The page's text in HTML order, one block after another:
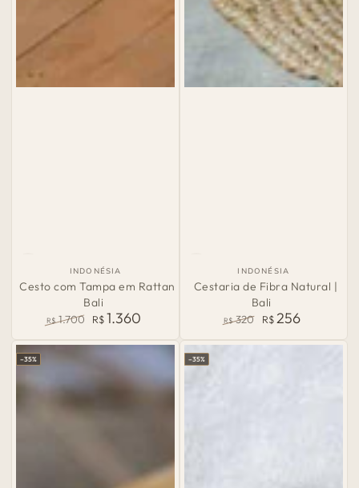
País
de
Origem:
INDONÉSIA
Cesto com Tampa em Rattan
Bali
normal
R$ 1.700
de
venda
R$ 1.360
País
de
Origem:
INDONÉSIA
Cestaria de Fibra Natural |
Bali
normal
R$ 320
de
R$ 256
–35% –35%